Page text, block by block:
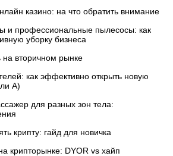
казино: на что обратить внимание
и профессиональные пылесосы: как
уборку бизнеса
на вторичном рынке
как эффективно открыть новую
А)
для разных зон тела:
крипту: гайд для новичка
крипторынке: DYOR vs хайп